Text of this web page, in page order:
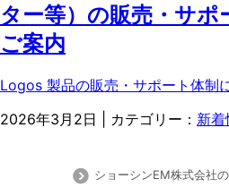
ター等）の販売・サポ
ご案内
Logos 製品の販売・サポート体制
2026年3月2日 | カテゴリー： 新着
ショーシンEM株式会社